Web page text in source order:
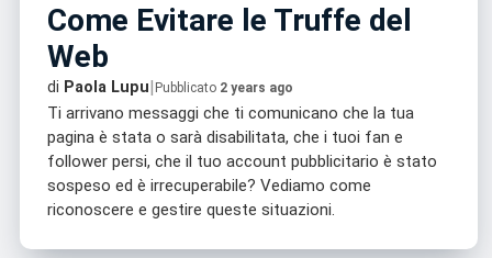
Come Evitare le Truffe del
Web
di Paola Lupu| Pubblicato 2 years ago
Ti arrivano messaggi che ti comunicano che la tua
pagina è stata o sarà disabilitata, che i tuoi fan e
follower persi, che il tuo account pubblicitario è stato
sospeso ed è irrecuperabile? Vediamo come
riconoscere e gestire queste situazioni.